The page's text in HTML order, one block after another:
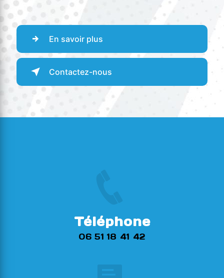
En savoir plus
Contactez-nous
Téléphone
06 51 18 41 42